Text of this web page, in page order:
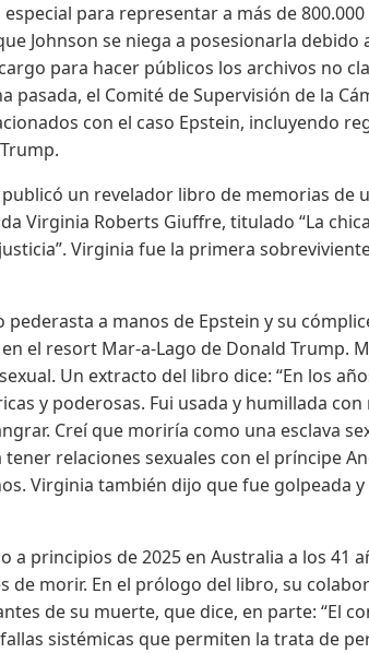
para representar a más de
Johnson se niega a posesionarla debido
para hacer públicos los archivos no
pasada, el Comité de Supervisión de la
con el caso Epstein, incluyendo
un revelador libro de memorias de
Virginia Roberts Giuffre, titulado “La
Virginia fue la primera
a manos de Epstein y su
el resort Mar-a-Lago de Donald Trump.
Un extracto del libro dice: “En los
y poderosas. Fui usada y humillada
Creí que moriría como una esclava
relaciones sexuales con el príncipe
Virginia también dijo que fue golpeada
principios de 2025 en Australia a los 41
de morir. En el prólogo del libro, su
de su muerte, que dice, en parte: “El
sistémicas que permiten la trata de